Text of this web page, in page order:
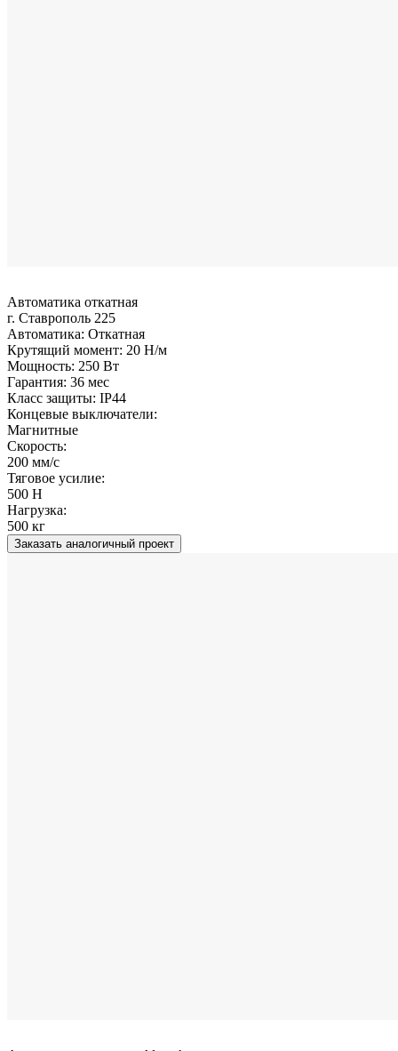
Автоматика откатная
г. Ставрополь 225
Автоматика: Откатная
Крутящий момент: 20 Н/м
Мощность: 250 Вт
Гарантия: 36 мес
Класс защиты: IP44
Концевые выключатели:
Магнитные
Скорость:
200 мм/с
Тяговое усилие:
500 Н
Нагрузка:
500 кг
Заказать аналогичный проект